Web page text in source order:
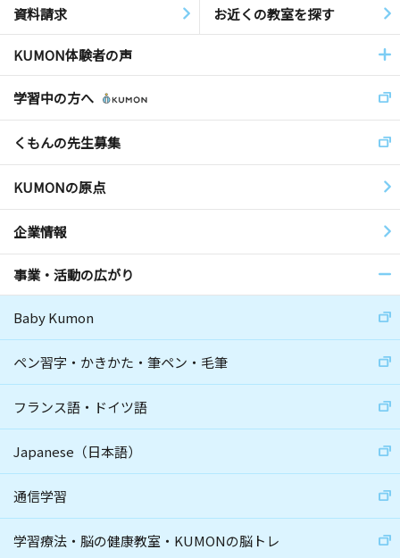
資料請求 お近くの教室を探す
KUMON体験者の声
学習中の方へ
くもんの先生募集
KUMONの原点
企業情報
事業・活動の広がり
Baby Kumon
ペン習字・かきかた・筆ペン・毛筆
フランス語・ドイツ語
Japanese（日本語）
通信学習
学習療法・脳の健康教室・KUMONの脳トレ